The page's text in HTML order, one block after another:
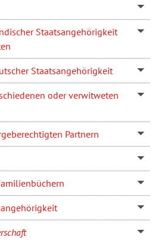
Staatsangehörigkeit
Staatsangehörigkeit
oder verwitweten
Partnern